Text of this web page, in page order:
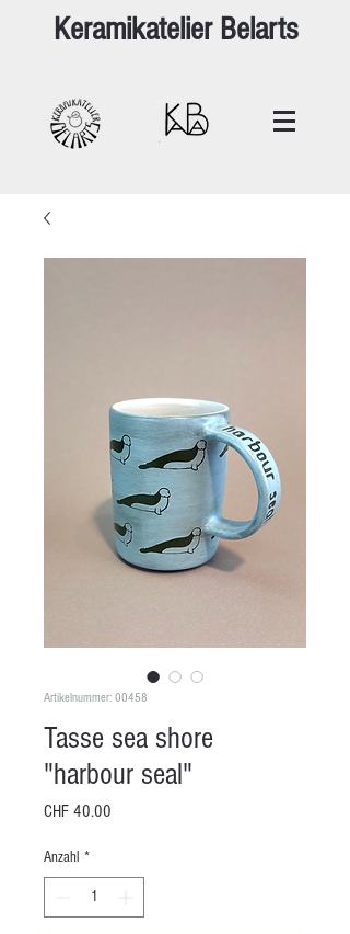
Keramikatelier Belarts
Artikelnummer: 00458
Tasse sea shore
"harbour seal"
CHF 40.00
Anzahl *